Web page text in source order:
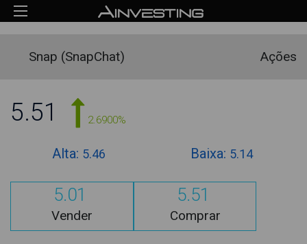
Snap (SnapChat) Ações
5.51 2.6900%
Alta: 5.46 Baixa: 5.14
5.01
Vender
5.51
Comprar